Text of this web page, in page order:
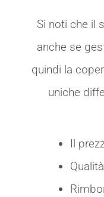
Si noti che il
anche se
quindi la
uniche
Il